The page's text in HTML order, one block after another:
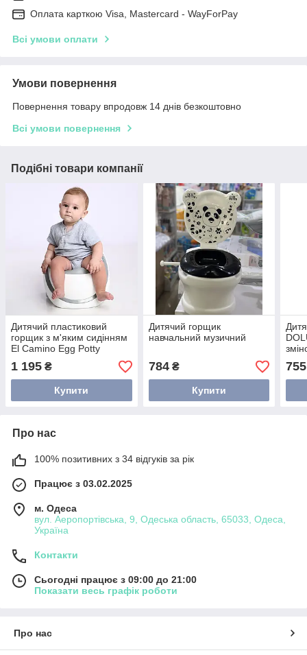
Оплата карткою Visa, Mastercard - WayForPay
Всі умови оплати
Умови повернення
Повернення товару впродовж 14 днів безкоштовно
Всі умови повернення
Подібні товари компанії
Дитячий пластиковий
горщик з м'яким сидінням
El Camino Egg Potty
1 195 ₴
Купити
Дитячий горщик
навчальний музичний
784₴
Купити
755
Про нас
100% позитивних з 34 відгуків за рік
Працює з 03.02.2025
м. Одеса
вул. Аеропортівська, 9, Одеська область, 65033, Одеса,
Україна
Контакти
Сьогодні працює з 09:00 до 21:00
Показати весь графік роботи
Про нас